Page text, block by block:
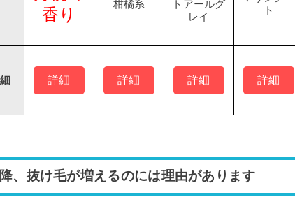
香り
柑橘系
トアールグ
レイ
ト
詳細 詳細 詳細 詳細
、抜け毛が増えるのには理由があります